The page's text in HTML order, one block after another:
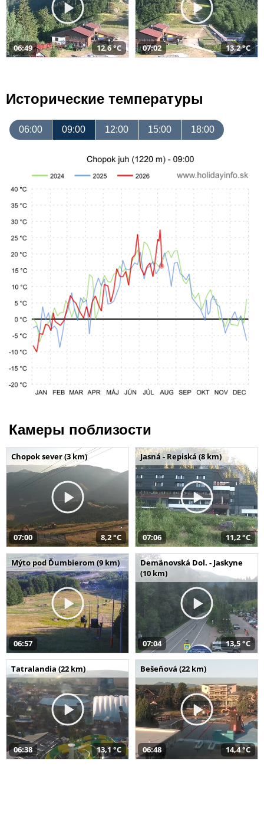
06:49 12,6 °C 07:02 13,2 °C
Исторические температуры
06:00 09:00 12:00 15:00 18:00
Камеры поблизости
Chopok sever (3 km)
07:00 8,2 °C
Jasná - Repiská (8 km)
07:06 11,2 °C
Mýto pod Ďumbierom (9 km)
06:57
Demänovská Dol. - Jaskyne
(10 km)
07:04 13,5 °C
Tatralandia (22 km)
06:38 13,1 °C
Bešeňová (22 km)
06:48 14,4 °C